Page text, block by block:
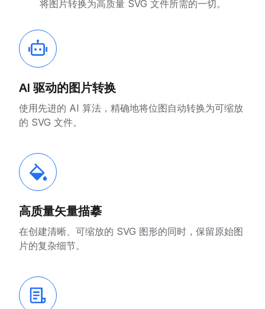
将图片转换为高质量 SVG 文件所需的一切。
AI 驱动的图片转换
使用先进的 AI 算法，精确地将位图自动转换为可缩放
的 SVG 文件。
高质量矢量描摹
在创建清晰、可缩放的 SVG 图形的同时，保留原始图
片的复杂细节。